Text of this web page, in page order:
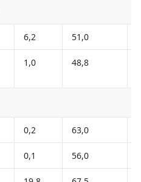
6,2 51,0
1,0 48,8
0,2 63,0
0,1 56,0